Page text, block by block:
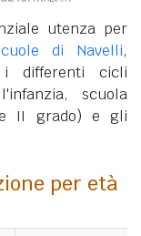
utenza per
di Navelli,
i differenti cicli
scuola
II grado) e gli
per età